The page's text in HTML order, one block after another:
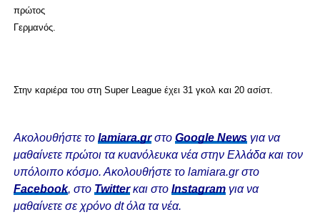
πρώτος
Γερμανός.
Στην καριέρα του στη Super League έχει 31 γκολ και 20 ασίστ.
Ακολουθήστε το lamiara.grστο Google Newsγια να
μαθαίνετε πρώτοι τα κυανόλευκα νέα στην Ελλάδα και τον
υπόλοιπο κόσμο. Ακολουθήστε το lamiara.gr στο
Facebook, στο Twitterκαι στο Instagram για να
μαθαίνετε σε χρόνο dt όλα τα νέα.